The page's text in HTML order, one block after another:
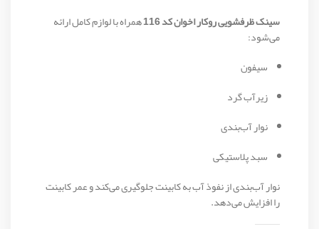
سینک ظرفشویی روکار اخوان کد 116 همراه با لوازم کامل ارائه
می‌شود:
سیفون
زیرآب گرد
نوار آب‌بندی
سبد پلاستیکی
نوار آب‌بندی از نفوذ آب به کابینت جلوگیری می‌کند و عمر کابینت
را افزایش می‌دهد.